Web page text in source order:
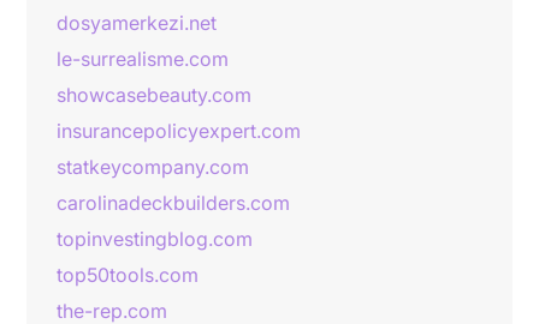
dosyamerkezi.net
le-surrealisme.com
showcasebeauty.com
insurancepolicyexpert.com
statkeycompany.com
carolinadeckbuilders.com
topinvestingblog.com
top50tools.com
the-rep.com